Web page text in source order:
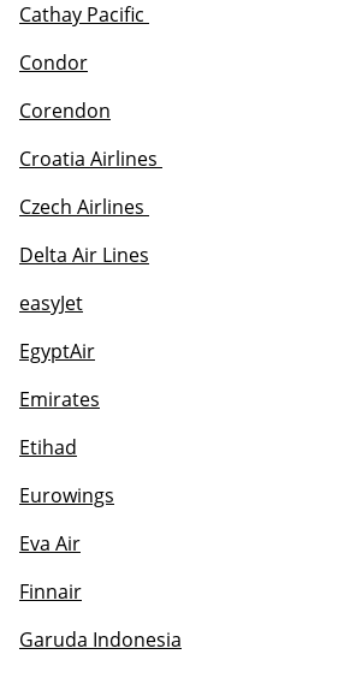
Cathay Pacific
Condor
Corendon
Croatia Airlines
Czech Airlines
Delta Air Lines
easyJet
EgyptAir
Emirates
Etihad
Eurowings
Eva Air
Finnair
Garuda Indonesia